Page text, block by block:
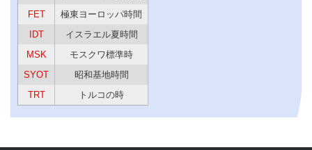
FET
極東ヨーロッパ時間
IDT
イスラエル夏時間
MSK
モスクワ標準時
SYOT
昭和基地時間
TRT
トルコの時